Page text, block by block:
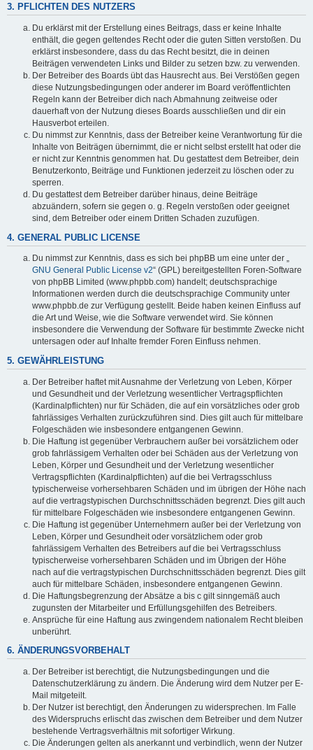
3. PFLICHTEN DES NUTZERS
Du erklärst mit der Erstellung eines Beitrags, dass er keine Inhalte
enthält, die gegen geltendes Recht oder die guten Sitten verstoßen. Du
erklärst insbesondere, dass du das Recht besitzt, die in deinen
Beiträgen verwendeten Links und Bilder zu setzen bzw. zu verwenden.
Der Betreiber des Boards übt das Hausrecht aus. Bei Verstößen gegen
diese Nutzungsbedingungen oder anderer im Board veröffentlichten
Regeln kann der Betreiber dich nach Abmahnung zeitweise oder
dauerhaft von der Nutzung dieses Boards ausschließen und dir ein
Hausverbot erteilen.
Du nimmst zur Kenntnis, dass der Betreiber keine Verantwortung für die
Inhalte von Beiträgen übernimmt, die er nicht selbst erstellt hat oder die
er nicht zur Kenntnis genommen hat. Du gestattest dem Betreiber, dein
Benutzerkonto, Beiträge und Funktionen jederzeit zu löschen oder zu
sperren.
Du gestattest dem Betreiber darüber hinaus, deine Beiträge
abzuändern, sofern sie gegen o. g. Regeln verstoßen oder geeignet
sind, dem Betreiber oder einem Dritten Schaden zuzufügen.
4. GENERAL PUBLIC LICENSE
Du nimmst zur Kenntnis, dass es sich bei phpBB um eine unter der „
GNU General Public License v2“ (GPL) bereitgestellten Foren-Software
von phpBB Limited (www.phpbb.com) handelt; deutschsprachige
Informationen werden durch die deutschsprachige Community unter
www.phpbb.de zur Verfügung gestellt. Beide haben keinen Einfluss auf
die Art und Weise, wie die Software verwendet wird. Sie können
insbesondere die Verwendung der Software für bestimmte Zwecke nicht
untersagen oder auf Inhalte fremder Foren Einfluss nehmen.
5. GEWÄHRLEISTUNG
Der Betreiber haftet mit Ausnahme der Verletzung von Leben, Körper
und Gesundheit und der Verletzung wesentlicher Vertragspflichten
(Kardinalpflichten) nur für Schäden, die auf ein vorsätzliches oder grob
fahrlässiges Verhalten zurückzuführen sind. Dies gilt auch für mittelbare
Folgeschäden wie insbesondere entgangenen Gewinn.
Die Haftung ist gegenüber Verbrauchern außer bei vorsätzlichem oder
grob fahrlässigem Verhalten oder bei Schäden aus der Verletzung von
Leben, Körper und Gesundheit und der Verletzung wesentlicher
Vertragspflichten (Kardinalpflichten) auf die bei Vertragsschluss
typischerweise vorhersehbaren Schäden und im übrigen der Höhe nach
auf die vertragstypischen Durchschnittsschäden begrenzt. Dies gilt auch
für mittelbare Folgeschäden wie insbesondere entgangenen Gewinn.
Die Haftung ist gegenüber Unternehmern außer bei der Verletzung von
Leben, Körper und Gesundheit oder vorsätzlichem oder grob
fahrlässigem Verhalten des Betreibers auf die bei Vertragsschluss
typischerweise vorhersehbaren Schäden und im Übrigen der Höhe
nach auf die vertragstypischen Durchschnittsschäden begrenzt. Dies gilt
auch für mittelbare Schäden, insbesondere entgangenen Gewinn.
Die Haftungsbegrenzung der Absätze a bis c gilt sinngemäß auch
zugunsten der Mitarbeiter und Erfüllungsgehilfen des Betreibers.
Ansprüche für eine Haftung aus zwingendem nationalem Recht bleiben
unberührt.
6. ÄNDERUNGSVORBEHALT
Der Betreiber ist berechtigt, die Nutzungsbedingungen und die
Datenschutzerklärung zu ändern. Die Änderung wird dem Nutzer per E-
Mail mitgeteilt.
Der Nutzer ist berechtigt, den Änderungen zu widersprechen. Im Falle
des Widerspruchs erlischt das zwischen dem Betreiber und dem Nutzer
bestehende Vertragsverhältnis mit sofortiger Wirkung.
Die Änderungen gelten als anerkannt und verbindlich, wenn der Nutzer